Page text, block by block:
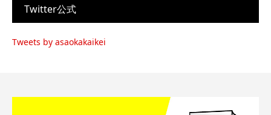
Twitter公式
Tweets by asaokakaikei